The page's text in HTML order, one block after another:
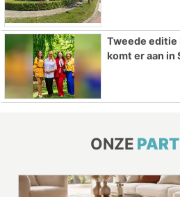
Tweede editie
komt er aan in
ONZE